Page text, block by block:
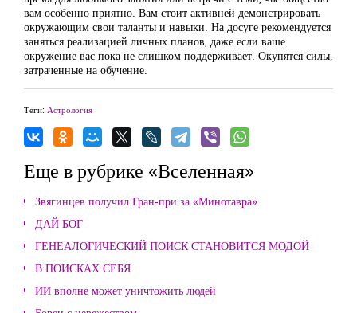
вам особенно приятно. Вам стоит активней демонстрировать
окружающим свои таланты и навыки. На досуге рекомендуется
заняться реализацией личных планов, даже если ваше
окружение вас пока не слишком поддерживает. Окупятся силы,
затраченные на обучение.
Теги: Астрология
Еще в рубрике «Вселенная»
Звягинцев получил Гран-при за «Минотавра»
ДАЙ БОГ
ГЕНЕАЛОГИЧЕСКИЙ ПОИСК СТАНОВИТСЯ МОДОЙ
В ПОИСКАХ СЕБЯ
ИИ вполне может уничтожить людей